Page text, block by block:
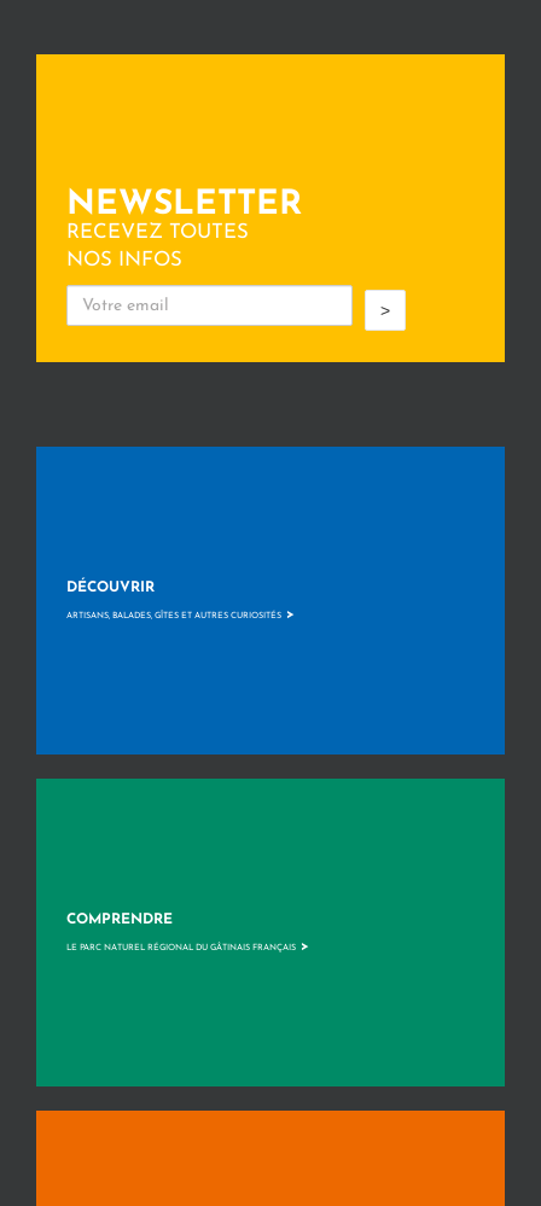
NEWSLETTER
RECEVEZ TOUTES
NOS INFOS
>
DÉCOUVRIR
ARTISANS, BALADES, GÎTES ET AUTRES CURIOSITÉS >
COMPRENDRE
LE PARC NATUREL RÉGIONAL DU GÂTINAIS FRANÇAIS >